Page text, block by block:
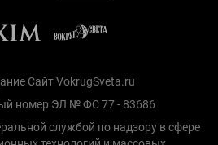
Сайт VokrugSveta.ru
номер ЭЛ № ФС 77 - 83686
службой по надзору в сфере